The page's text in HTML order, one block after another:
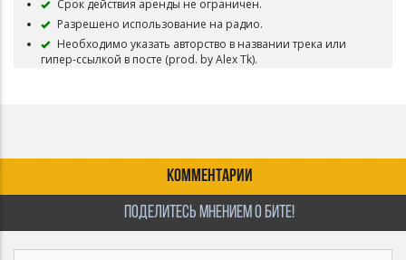
Срок действия аренды не ограничен.
Разрешено использование на радио.
Необходимо указать авторство в названии трека или
гипер-ссылкой в посте (prod. by Alex Tk).
КОММЕНТАРИИ
ПОДЕЛИТЕСЬ МНЕНИЕМ О БИТЕ!